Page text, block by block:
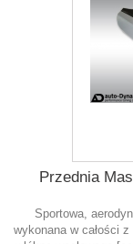
Przednia
Sportowa,
wykonana w całości